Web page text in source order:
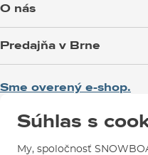
Výmena a vrátenie tovaru
Reklamácie
Návody na použitie a údržbu
Kontakty
O nás
SNOWBOARD ZEZULA Team
Predajňa v Brne
Mapa a ako k nám
Parkovanie
Sme overený e-shop.
Certifikát
Overené zákazníkmi.
Súhlas s
My, spoločnosť